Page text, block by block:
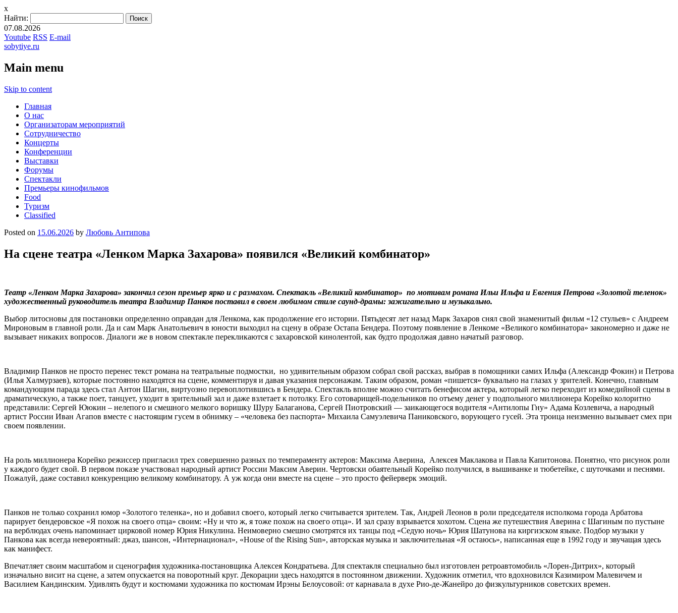
x
Найти:
07.08.2026
Youtube RSS E-mail
sobytiye.ru
Main menu
Skip to content
Главная
О нас
Организаторам мероприятий
Сотрудничество
Концерты
Конференции
Выставки
Форумы
Спектакли
Премьеры кинофильмов
Food
Туризм
Сlassified
Posted on 15.06.2026 by Любовь Антипова
На сцене театра «Ленком Марка Захарова» появился «Великий комбинатор»
Театр «Ленком Марка Захарова» закончил сезон премьер ярко и с размахом. Спектакль «Великий комбинатор» по мотивам романа Ильи Ильфа и Евгения Петрова «Золотой теленок»
художественный руководитель театра Владимир Панков поставил в своем любимом стиле саунд-драмы: зажигательно и музыкально.
Выбор литосновы для постановки определенно оправдан для Ленкома, как продолжение его истории. Пятьдесят лет назад Марк Захаров снял свой знаменитый фильм «12 стульев» с Андреем
Мироновым в главной роли. Да и сам Марк Анатольевич в юности выходил на сцену в образе Остапа Бендера. Поэтому появление в Ленкоме «Великого комбинатора» закономерно и даже не
вызывает никаких вопросов. Диалоги же в новом спектакле перекликаются с захаровской кинолентой, как будто продолжая давно начатый разговор.
Владимир Панков не просто перенес текст романа на театральные подмостки, но удивительным образом собрал свой рассказ, выбрав в помощники самих Ильфа (Александр Фокин) и Петрова
(Илья Халмурзаев), которые постоянно находятся на сцене, комментируя и давая указания персонажам. Таким образом, роман «пишется» буквально на глазах у зрителей. Конечно, главным
командующим парада здесь стал Антон Шагин, виртуозно перевоплотившись в Бендера. Спектакль вполне можно считать бенефисом актера, который легко переходит из комедийной сцены в
драматическую, а также поет, танцует, уходит в зрительный зал и даже взлетает к потолку. Его сотоварищей-подельников по отъему денег у подпольного миллионера Корейко колоритно
представили: Сергей Ююкин – нелепого и смешного мелкого воришку Шуру Балаганова, Сергей Пиотровский — заикающегося водителя «Антилопы Гну» Адама Козлевича, а народный
артист России Иван Агапов вместе с настоящим гусем в обнимку – «человека без паспорта» Михаила Самуэлевича Паниковского, ворующего гусей. Эта троица неизменно вызывает смех при
своем появлении.
На роль миллионера Корейко режиссер пригласил трех совершенно разных по темпераменту актеров: Максима Аверина, Алексея Маклакова и Павла Капитонова. Понятно, что рисунок роли
у каждого будет свой. В первом показе участвовал народный артист России Максим Аверин. Чертовски обаятельный Корейко получился, в вышиванке и тюбетейке, с шуточками и песнями.
Пожалуй, даже составил конкуренцию великому комбинатору. А уж когда они вместе на сцене – это просто фейерверк эмоций.
Панков не только сохранил юмор «Золотого теленка», но и добавил своего, который легко считывается зрителем. Так, Андрей Леонов в роли председателя исполкома города Арбатова
парирует бендеровское «Я похож на своего отца» своим: «Ну и что ж, я тоже похож на своего отца». И зал сразу взрывается хохотом. Сцена же путешествия Аверина с Шагиным по пустыне
на верблюдах очень напоминает цирковой номер Юрия Никулина. Неимоверно смешно смотрятся их танцы под «Седую ночь» Юрия Шатунова на киргизском языке. Подбор музыки у
Панкова как всегда невероятный: джаз, шансон, «Интернационал», «House of the Rising Sun», авторская музыка и заключительная «Я остаюсь», написанная еще в 1992 году и звучащая здесь
как манифест.
Впечатляет своим масштабом и сценография художника-постановщика Алексея Кондратьева. Для спектакля специально был изготовлен ретроавтомобиль «Лорен-Дитрих», который
изначально висит на сцене, а затем опускается на поворотный круг. Декорации здесь находятся в постоянном движении. Художник отметил, что вдохновился Казимиром Малевичем и
Василием Кандинским. Удивлять будут и костюмами художника по костюмам Ирэны Белоусовой: от карнавала в духе Рио-де-Жанейро до физкультурников советских времен.